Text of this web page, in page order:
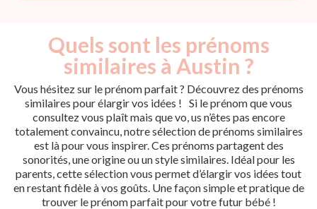
Quels sont les prénoms
similaires à Austin ?
Vous hésitez sur le prénom parfait ? Découvrez des prénoms
similaires pour élargir vos idées ! Si le prénom que vous
consultez vous plaît mais que vo, us n’êtes pas encore
totalement convaincu, notre sélection de prénoms similaires
est là pour vous inspirer. Ces prénoms partagent des
sonorités, une origine ou un style similaires. Idéal pour les
parents, cette sélection vous permet d’élargir vos idées tout
en restant fidèle à vos goûts. Une façon simple et pratique de
trouver le prénom parfait pour votre futur bébé !